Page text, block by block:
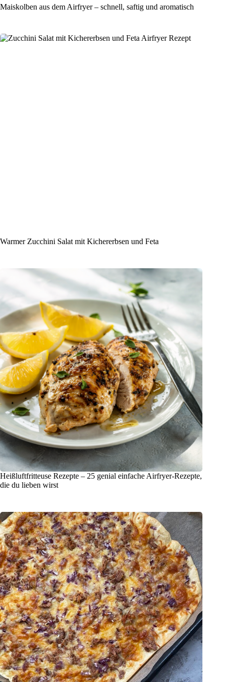
Maiskolben aus dem Airfryer – schnell, saftig und aromatisch
Warmer Zucchini Salat mit Kichererbsen und Feta
Heißluftfritteuse Rezepte – 25 genial einfache Airfryer-Rezepte,
die du lieben wirst